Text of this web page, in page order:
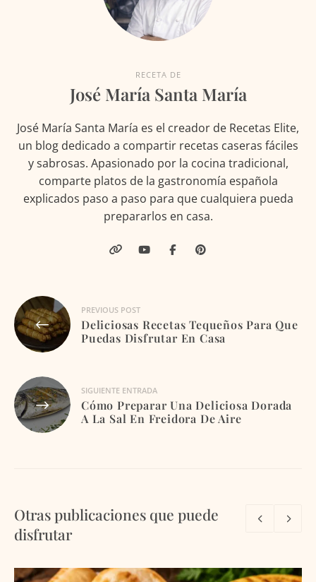
RECETA DE
José María Santa María
José María Santa María es el creador de Recetas Elite,
un blog dedicado a compartir recetas caseras fáciles
y sabrosas. Apasionado por la cocina tradicional,
comparte platos de la gastronomía española
explicados paso a paso para que cualquiera pueda
prepararlos en casa.
Navegación
de
entradas
PREVIOUS POST
Deliciosas Recetas Tequeños Para Que
Puedas Disfrutar En Casa
SIGUIENTE ENTRADA
Cómo Preparar Una Deliciosa Dorada
A La Sal En Freidora De Aire
Otras publicaciones que puede
disfrutar